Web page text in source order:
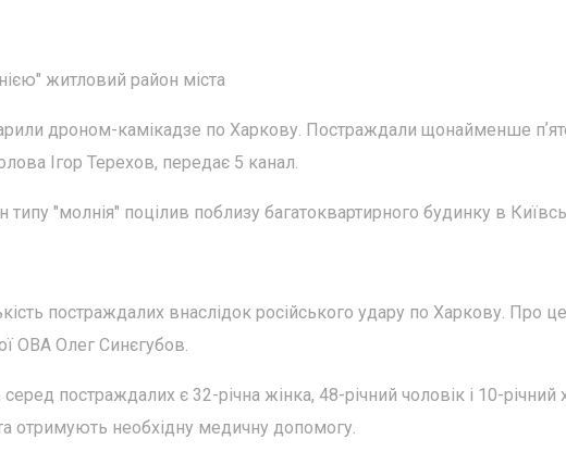
житловий район міста
дроном-камікадзе по Харкову. Постраждали щонайменше
Ігор Терехов, передає 5 канал.
"молнія" поцілив поблизу багатоквартирного будинку в
постраждалих внаслідок російського удару по Харкову. Про
ОВА Олег Синєгубов.
постраждалих є 32-річна жінка, 48-річний чоловік і 10-річний
та отримують необхідну медичну допомогу.